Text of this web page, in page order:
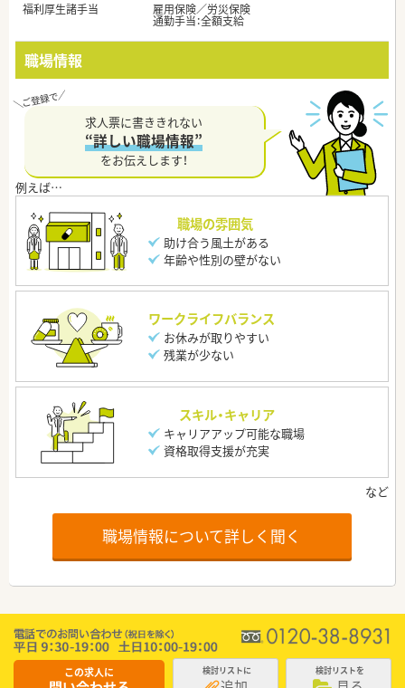
福利厚生諸手当
雇用保険／労災保険
通勤手当：全額支給
職場情報
求人票に書ききれない
“詳しい職場情報”
をお伝えします！
職場の雰囲気
助け合う風土がある
年齢や性別の壁がない
ワークライフバランス
お休みが取りやすい
残業が少ない
スキル・キャリア
キャリアアップ可能な職場
資格取得支援が充実
職場情報について詳しく聞く
この求人に 検討リストに 検討リストを